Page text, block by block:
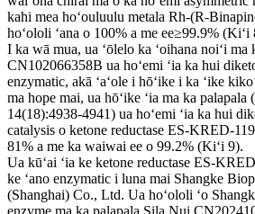
kahi mea hoʻouluulu metala Rh-(R-
hoʻololi ʻana o 100% a me ee≥99.9% (Kiʻi
I ka wā mua, ua ʻōlelo ka ʻoihana noiʻi ma
CN102066358B ua hoʻemi ʻia ka hui
enzymatic, akā ʻaʻole i hōʻike i ka ʻike
ma hope mai, ua hōʻike ʻia ma ka
14(18):4938-4941) ua hoʻemi ʻia ka hui
catalysis o ketone reductase ES-KRED-
81% a me ka waiwai ee o 99.2% (Kiʻi 9).
Ua kūʻai ʻia ke ketone reductase ES-
ke ʻano enzymatic i luna mai Shangke
(Shanghai) Co., Ltd. Ua hoʻololi ʻo
enzyme ma ka palapala Sila Nui